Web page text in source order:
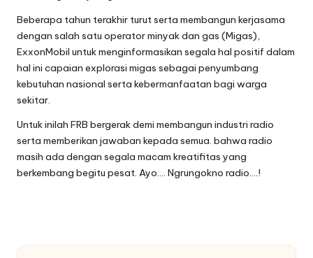
Beberapa tahun terakhir turut serta membangun kerjasama
dengan salah satu operator minyak dan gas (Migas),
ExxonMobil untuk menginformasikan segala hal positif dalam
hal ini capaian explorasi migas sebagai penyumbang
kebutuhan nasional serta kebermanfaatan bagi warga
sekitar.
Untuk inilah FRB bergerak demi membangun industri radio
serta memberikan jawaban kepada semua. bahwa radio
masih ada dengan segala macam kreatifitas yang
berkembang begitu pesat. Ayo…. Ngrungokno radio….!